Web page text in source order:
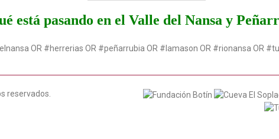
está pasando en el Valle del Nansa y
OR #herrerias OR #peñarrubia OR #lamason OR #rionansa OR
reservados.